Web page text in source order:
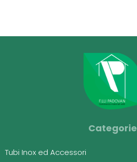
Categorie
Tubi Inox ed Accessori